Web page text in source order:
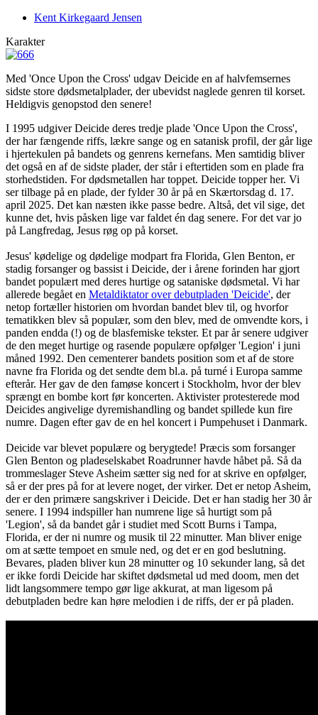
Kent Kirkegaard Jensen
Karakter
Med 'Once Upon the Cross' udgav Deicide en af halvfemsernes
sidste store dødsmetalplader, der ubevidst naglede genren til korset.
Heldigvis genopstod den senere!
I 1995 udgiver Deicide deres tredje plade 'Once Upon the Cross',
der har fængende riffs, lækre sange og en satanisk profil, der går lige
i hjertekulen på bandets og genrens kernefans. Men samtidig bliver
det også en af de sidste plader, der står i eftertiden som en plade fra
storhedstiden. For dødsmetallen har toppet. Deicide topper her. Vi
ser tilbage på en plade, der fylder 30 år på en Skærtorsdag d. 17.
april 2025. Det kan næsten ikke passe bedre. Altså, det vil sige, det
kunne det, hvis påsken lige var faldet én dag senere. For det var jo
på Langfredag, Jesus røg op på korset.
Jesus' kødelige og dødelige modpart fra Florida, Glen Benton, er
stadig forsanger og bassist i Deicide, der i årene forinden har gjort
bandet populært med deres hurtige og sataniske dødsmetal. Vi har
allerede begået en Metaldiktator over debutpladen 'Deicide', der
netop fortæller historien om hvordan bandet blev til, og hvorfor
tematikken blev så populær, som den blev, med de omvendte kors, i
panden endda (!) og de blasfemiske tekster. Et par år senere udgiver
de den meget hurtige og rasende populære opfølger 'Legion' i juni
måned 1992. Den cementerer bandets position som et af de store
navne fra Florida og det sendte dem bl.a. på turné i Europa samme
efterår. Her gav de den famøse koncert i Stockholm, hvor der blev
sprængt en bombe kort før koncerten. Aktivister protesterede mod
Deicides angivelige dyremishandling og bandet spillede kun fire
numre. Dagen efter gav de en hel koncert i Pumpehuset i Danmark.
Deicide var blevet populære og berygtede! Præcis som forsanger
Glen Benton og pladeselskabet Roadrunner havde håbet på. Så da
trommeslager Steve Asheim sætter sig ned for at skrive en opfølger,
så er der pres på for at levere noget, der virker. Det er netop Asheim,
der er den primære sangskriver i Deicide. Det er han stadig her 30 år
senere. I 1994 indspiller han numrene lige så hurtigt som på
'Legion', så da bandet går i studiet med Scott Burns i Tampa,
Florida, er der ni numre og musik til 22 minutter. Man bliver enige
om at sætte tempoet en smule ned, og det er en god beslutning.
Bevares, pladen bliver kun 28 minutter og 10 sekunder lang, så det
er ikke fordi Deicide har skiftet dødsmetal ud med doom, men det
lidt langsommere tempo gør lige akkurat, at man ligesom på
debutpladen bedre kan høre melodien i de riffs, der er på pladen.